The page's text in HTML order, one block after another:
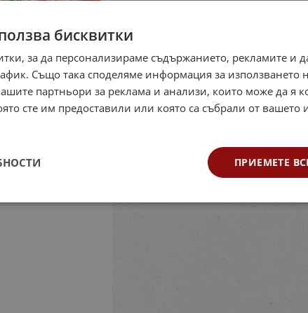
бисквитки
за да персонализираме съдържанието, рекламите и
Също така споделяме информация за използването
партньори за реклама и анализи, които може да я
сте им предоставили или която са събрали от вашето
ПРИЕМЕТЕ